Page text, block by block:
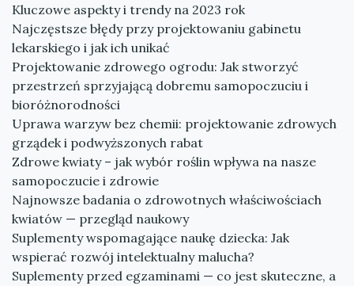
Kluczowe aspekty i trendy na 2023 rok
Najczęstsze błędy przy projektowaniu gabinetu
lekarskiego i jak ich unikać
Projektowanie zdrowego ogrodu: Jak stworzyć
przestrzeń sprzyjającą dobremu samopoczuciu i
bioróżnorodności
Uprawa warzyw bez chemii: projektowanie zdrowych
grządek i podwyższonych rabat
Zdrowe kwiaty – jak wybór roślin wpływa na nasze
samopoczucie i zdrowie
Najnowsze badania o zdrowotnych właściwościach
kwiatów — przegląd naukowy
Suplementy wspomagające naukę dziecka: Jak
wspierać rozwój intelektualny malucha?
Suplementy przed egzaminami — co jest skuteczne, a